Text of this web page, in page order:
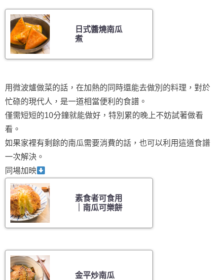
日式醬燒南瓜
煮
用微波爐做菜的話，在加熱的同時還能去做別的料理，對於
忙碌的現代人，是一道相當便利的食譜。
僅需短短的10分鐘就能做好，特別累的晚上不妨試著做看
看。
如果家裡有剩餘的南瓜需要消費的話，也可以利用這道食譜
一次解決。
同場加映
素食者可食用
｜南瓜可樂餅
金平炒南瓜